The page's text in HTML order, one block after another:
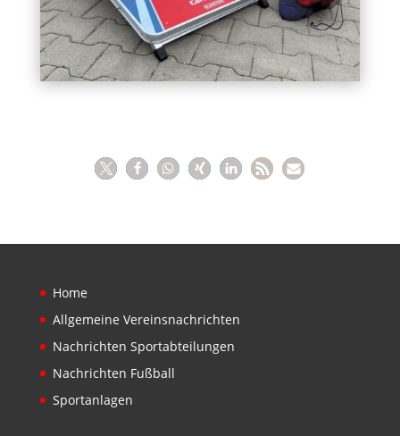
Home
Allgemeine Vereinsnachrichten
Nachrichten Sportabteilungen
Nachrichten Fußball
Sportanlagen